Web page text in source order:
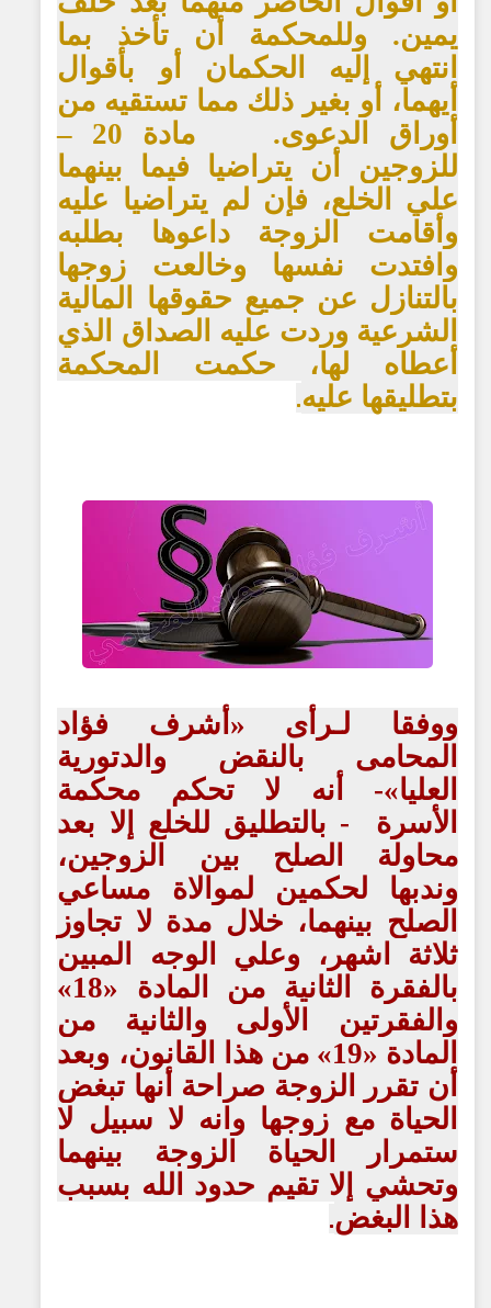
يمين. وللمحكمة أن تأخذ بما
انتهي إليه الحكمان أو بأقوال
أيهما، أو بغير ذلك مما تستقيه من
أوراق الدعوى. مادة 20 –
للزوجين أن يتراضيا فيما بينهما
علي الخلع، فإن لم يتراضيا عليه
وأقامت الزوجة داعوها بطلبه
وافتدت نفسها وخالعت زوجها
بالتنازل عن جميع حقوقها المالية
الشرعية وردت عليه الصداق الذي
أعطاه لها، حكمت المحكمة
بتطليقها عليه.
ووفقا لـرأى «أشرف فؤاد
المحامى بالنقض والدتورية
العليا»- أنه لا تحكم محكمة
الأسرة - بالتطليق للخلع إلا بعد
محاولة الصلح بين الزوجين،
وندبها لحكمين لموالاة مساعي
الصلح بينهما، خلال مدة لا تجاوز
ثلاثة اشهر، وعلي الوجه المبين
بالفقرة الثانية من المادة «18»
والفقرتين الأولى والثانية من
المادة «19» من هذا القانون، وبعد
أن تقرر الزوجة صراحة أنها تبغض
الحياة مع زوجها وانه لا سبيل لا
ستمرار الحياة الزوجة بينهما
وتحشي إلا تقيم حدود الله بسبب
هذا البغض.